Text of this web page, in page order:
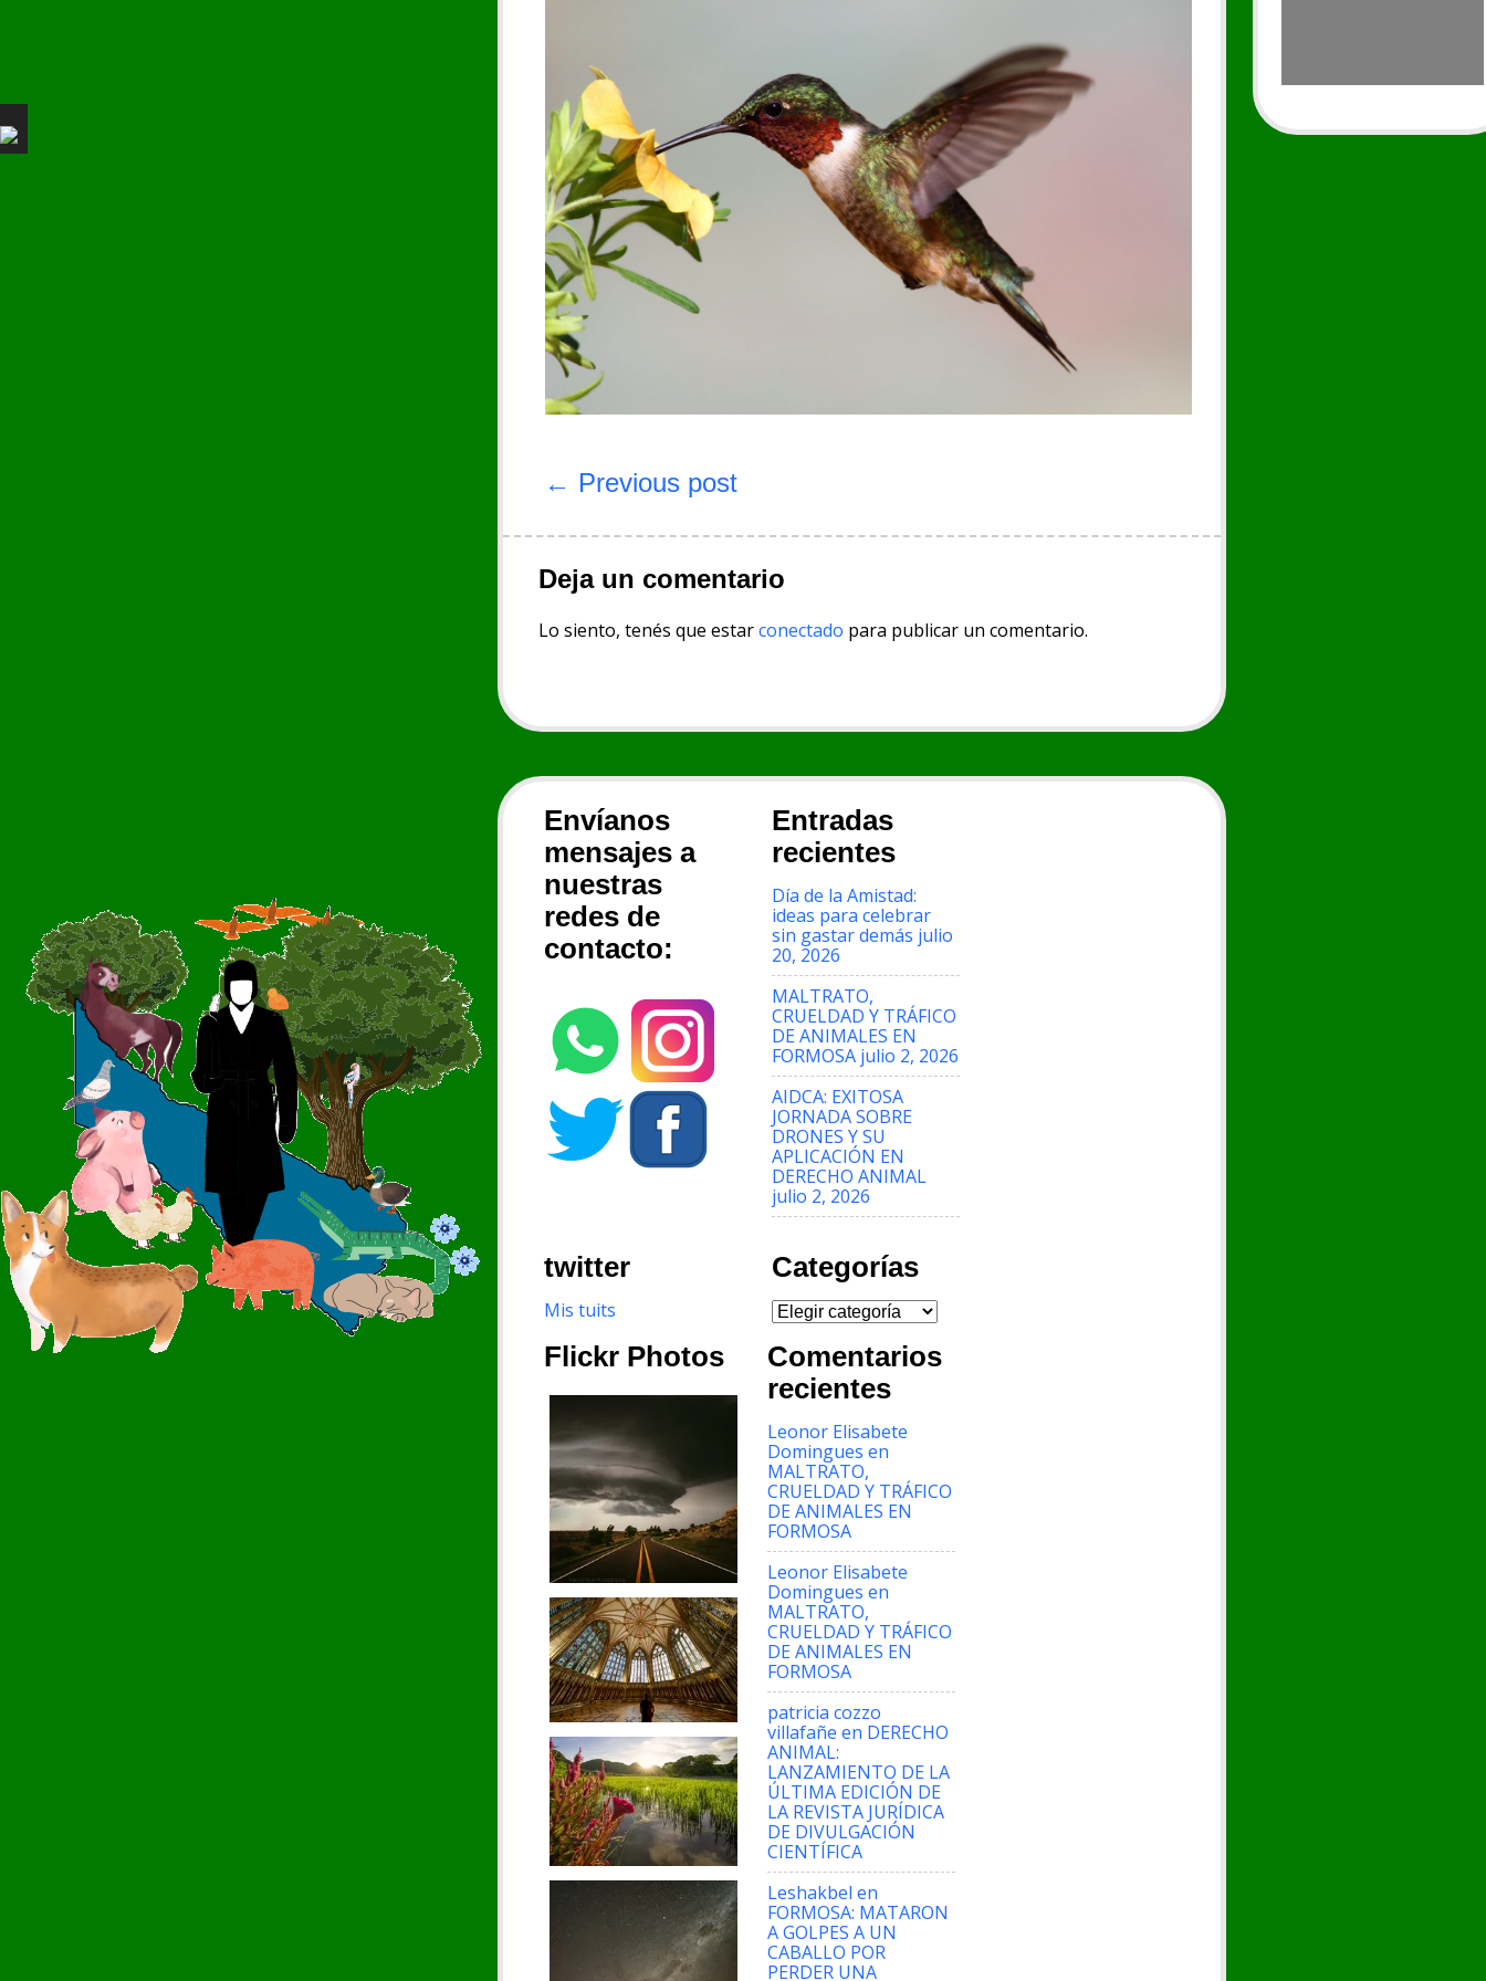
entradas
← Previous post
Deja un comentario
Lo siento, tenés que estarconectado para publicar un comentario.
Envíanos
mensajes a
nuestras
redes de
contacto:
Entradas
recientes
Día de la Amistad:
ideas para celebrar
sin gastar demás julio
20, 2026
MALTRATO,
CRUELDAD Y TRÁFICO
DE ANIMALES EN
FORMOSA julio 2, 2026
AIDCA: EXITOSA
JORNADA SOBRE
DRONES Y SU
APLICACIÓN EN
DERECHO ANIMAL
julio 2, 2026
twitter
Mis tuits
Categorías
Categorías
Comentarios
recientes
Leonor Elisabete
Domingues en
MALTRATO,
CRUELDAD Y TRÁFICO
DE ANIMALES EN
FORMOSA
Leonor Elisabete
Domingues en
MALTRATO,
CRUELDAD Y TRÁFICO
DE ANIMALES EN
FORMOSA
patricia cozzo
villafañe en DERECHO
ANIMAL:
LANZAMIENTO DE LA
ÚLTIMA EDICIÓN DE
LA REVISTA JURÍDICA
DE DIVULGACIÓN
CIENTÍFICA
Leshakbel en
FORMOSA: MATARON
A GOLPES A UN
CABALLO POR
PERDER UNA
Flickr Photos